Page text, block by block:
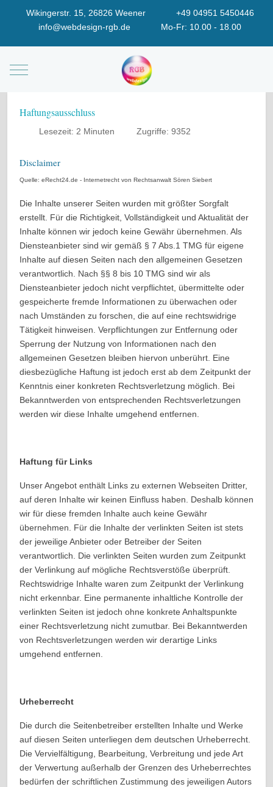
Wikingerstr. 15, 26826 Weener
+49 04951 5450446
info@webdesign-rgb.de
Mo-Fr: 10.00 - 18.00
Mobile Menu Toggle
Haftungsausschluss
Lesezeit: 2 Minuten Zugriffe: 9352
Disclaimer
Quelle: eRecht24.de - Internetrecht von Rechtsanwalt Sören Siebert
Die Inhalte unserer Seiten wurden mit größter Sorgfalt
erstellt. Für die Richtigkeit, Vollständigkeit und Aktualität der
Inhalte können wir jedoch keine Gewähr übernehmen. Als
Diensteanbieter sind wir gemäß § 7 Abs.1 TMG für eigene
Inhalte auf diesen Seiten nach den allgemeinen Gesetzen
verantwortlich. Nach §§ 8 bis 10 TMG sind wir als
Diensteanbieter jedoch nicht verpflichtet, übermittelte oder
gespeicherte fremde Informationen zu überwachen oder
nach Umständen zu forschen, die auf eine rechtswidrige
Tätigkeit hinweisen. Verpflichtungen zur Entfernung oder
Sperrung der Nutzung von Informationen nach den
allgemeinen Gesetzen bleiben hiervon unberührt. Eine
diesbezügliche Haftung ist jedoch erst ab dem Zeitpunkt der
Kenntnis einer konkreten Rechtsverletzung möglich. Bei
Bekanntwerden von entsprechenden Rechtsverletzungen
werden wir diese Inhalte umgehend entfernen.
Haftung für Links
Unser Angebot enthält Links zu externen Webseiten Dritter,
auf deren Inhalte wir keinen Einfluss haben. Deshalb können
wir für diese fremden Inhalte auch keine Gewähr
übernehmen. Für die Inhalte der verlinkten Seiten ist stets
der jeweilige Anbieter oder Betreiber der Seiten
verantwortlich. Die verlinkten Seiten wurden zum Zeitpunkt
der Verlinkung auf mögliche Rechtsverstöße überprüft.
Rechtswidrige Inhalte waren zum Zeitpunkt der Verlinkung
nicht erkennbar. Eine permanente inhaltliche Kontrolle der
verlinkten Seiten ist jedoch ohne konkrete Anhaltspunkte
einer Rechtsverletzung nicht zumutbar. Bei Bekanntwerden
von Rechtsverletzungen werden wir derartige Links
umgehend entfernen.
Urheberrecht
Die durch die Seitenbetreiber erstellten Inhalte und Werke
auf diesen Seiten unterliegen dem deutschen Urheberrecht.
Die Vervielfältigung, Bearbeitung, Verbreitung und jede Art
der Verwertung außerhalb der Grenzen des Urheberrechtes
bedürfen der schriftlichen Zustimmung des jeweiligen Autors